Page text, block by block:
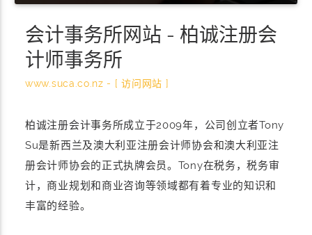
会计事务所网站 - 柏诚注册会
计师事务所
www.suca.co.nz - [ 访问网站 ]
柏诚注册会计事务所成立于2009年，公司创立者Tony
Su是新西兰及澳大利亚注册会计师协会和澳大利亚注
册会计师协会的正式执牌会员。Tony在税务，税务审
计，商业规划和商业咨询等领域都有着专业的知识和
丰富的经验。